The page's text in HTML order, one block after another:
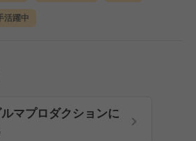
活躍中
マプロダクションに